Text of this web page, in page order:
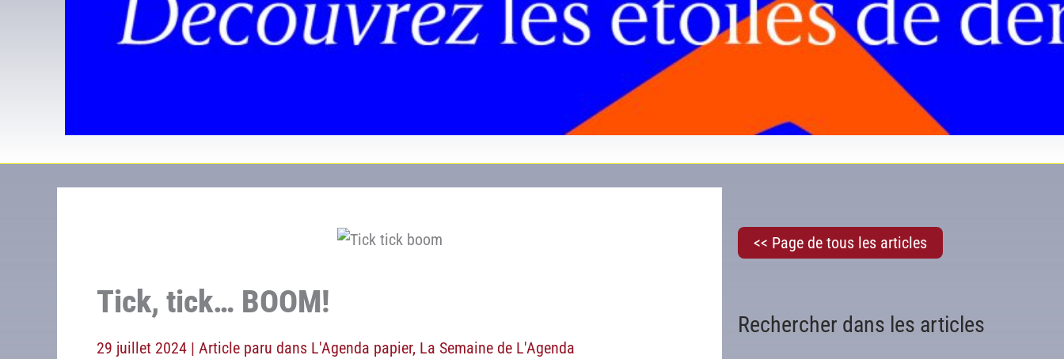
Tick, tick… BOOM!
29 juillet 2024 | Article paru dans L'Agenda papier, La Semaine de L'Agenda
<< Page de tous les articles
Rechercher dans les articles